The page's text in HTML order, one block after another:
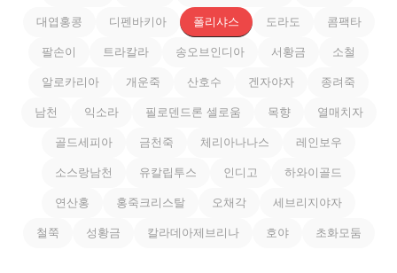
대엽홍콩 디펜바키아 폴리샤스 도라도 콤팩타
팔손이 트라칼라 송오브인디아 서황금 소철
알로카리아 개운죽 산호수 겐자야자 종려죽
남천 익소라 필로덴드론 셀로움 목향 열매치자
골드세피아 금천죽 체리아나나스 레인보우
소스랑남천 유칼립투스 인디고 하와이골드
연산홍 홍죽크리스탈 오채각 세브리지야자
철쭉 성황금 칼라데아제브리나 호야 초화모둠